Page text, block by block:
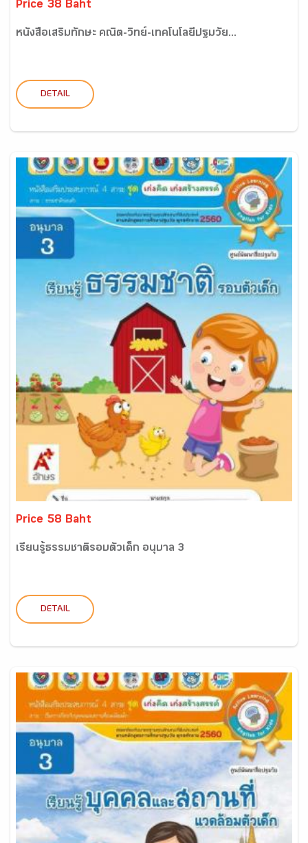
Price 38 Baht
หนังสือเสริมทักษะ คณิต-วิทย์-เทคโนโลยีปฐมวัย...
DETAIL
Price 58 Baht
เรียนรู้ธรรมชาติรอบตัวเด็ก อนุบาล 3
DETAIL